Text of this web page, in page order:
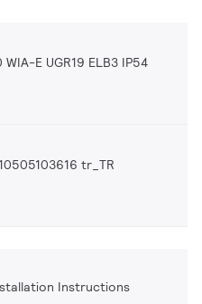
E UGR19 ELB3 IP54
tr_TR
Instructions